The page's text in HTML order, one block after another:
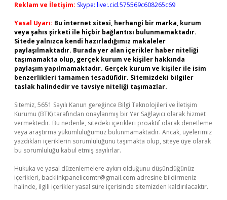
Reklam ve İletişim: Skype: live:.cid.575569c608265c69
Yasal Uyarı: Bu internet sitesi, herhangi bir marka, kurum
veya şahıs şirketi ile hiçbir bağlantısı bulunmamaktadır.
Sitede yalnızca kendi hazırladığımız makaleler
paylaşılmaktadır. Burada yer alan içerikler haber niteliği
taşımamakta olup, gerçek kurum ve kişiler hakkında
paylaşım yapılmamaktadır. Gerçek kurum ve kişiler ile isim
benzerlikleri tamamen tesadüfidir. Sitemizdeki bilgiler
taslak halindedir ve tavsiye niteliği taşımazlar.
Sitemiz, 5651 Sayılı Kanun gereğince Bilgi Teknolojileri ve İletişim
Kurumu (BTK) tarafından onaylanmış bir Yer Sağlayıcı olarak hizmet
vermektedir. Bu nedenle, sitedeki içerikleri proaktif olarak denetleme
veya araştırma yükümlülüğümüz bulunmamaktadır. Ancak, üyelerimiz
yazdıkları içeriklerin sorumluluğunu taşımakta olup, siteye üye olarak
bu sorumluluğu kabul etmiş sayılırlar.
Hukuka ve yasal düzenlemelere aykırı olduğunu düşündüğünüz
içerikleri, backlinkpanelicomtr@gmail.com adresine bildirmeniz
halinde, ilgili içerikler yasal süre içerisinde sitemizden kaldırılacaktır.